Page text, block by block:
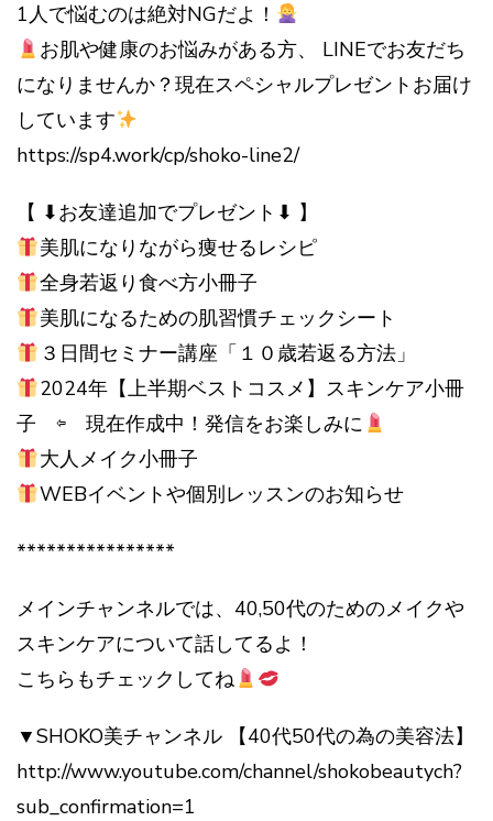
1人で悩むのは絶対NGだよ！
お肌や健康のお悩みがある方、 LINEでお友だち
になりませんか？現在スペシャルプレゼントお届け
しています
https://sp4.work/cp/shoko-line2/
【 ⬇︎お友達追加でプレゼント⬇︎ 】
美肌になりながら痩せるレシピ
全身若返り食べ方小冊子
美肌になるための肌習慣チェックシート
３日間セミナー講座「１０歳若返る方法」
2024年【上半期ベストコスメ】スキンケア小冊
子 ⇦ 現在作成中！発信をお楽しみに
大人メイク小冊子
WEBイベントや個別レッスンのお知らせ
****************
メインチャンネルでは、40,50代のためのメイクや
スキンケアについて話してるよ！
こちらもチェックしてね
▼SHOKO美チャンネル 【40代50代の為の美容法】
http://www.youtube.com/channel/shokobeautych?
sub_confirmation=1